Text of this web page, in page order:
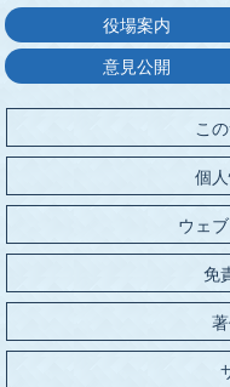
役場案内
意見公開
こ
個
ウェ
免